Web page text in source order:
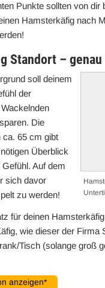
Punkte sollten von dir
Hamsterkäfig nach
Standort –
soll deinem
der
Die
ca. 65 cm gibt
Überblick
Auf dem
sich davor
zu werden!
für deinen
wie dieser der Firma
Tisch (solange groß
anzeigen*